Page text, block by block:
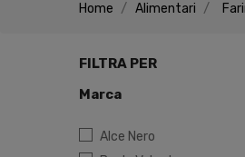
Home Alimentari
FILTRA PER
Marca
Alce Nero